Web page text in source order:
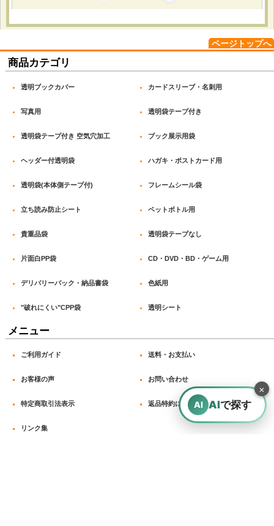
#40【100枚】 / OPP袋テープなし A4用 標準
#30【100枚】 / OPP袋テープなし 210x300 標準
#30【100枚】 / OPP袋テープなし 140x200 標準
#30【100枚】 / OPP袋テープなし A5用 厚口
#40【100枚】 / OPP袋テープなし 190x300 標準
#30【100枚】 / OPP袋テープなし 120x180 標準
あって希望のサイズがあった。 大変満足で定期的にリピー
2026-02-20
17]
そのまま吊り下げ陳列できる点と、静電防止加工が施されて
いる点。 サイズ表記が分かりやすく、想定通りのサイズ感
2026-02-13
ています。
購入商品
OPP袋テープ付 A5用 本体側開閉自在テープ 標準
ページトップへ
商品カテゴリ
透明ブックカバー カードスリーブ・名刺用
写真用 透明袋テープ付き
透明袋テープ付き 空気穴加工 ブック展示用袋
ヘッダー付透明袋 ハガキ・ポストカード用
透明袋(本体側テープ付) フレームシール袋
立ち読み防止シート ペットボトル用
貴重品袋 透明袋テープなし
片面白PP袋 CD・DVD・BD・ゲーム用
デリバリーパック・納品書袋 色紙用
"破れにくい"CPP袋 透明シート
メニュー
ご利用ガイド 送料・お支払い
お客様の声 お問い合わせ
特定商取引法表示 返品特約に関する重要事項
リンク集
AI AIで探す
×